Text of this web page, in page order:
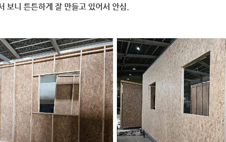
보니 튼튼하게 잘 만들고 있어서 안심.